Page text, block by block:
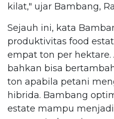
kilat," ujar Bambang,
Sejauh ini, kata
produktivitas food
empat ton per hektare.
bahkan bisa
ton apabila petani
hibrida. Bambang
estate mampu